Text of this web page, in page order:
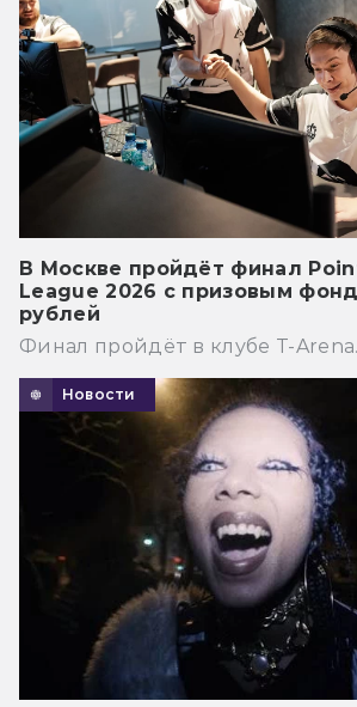
В Москве пройдёт финал
League 2026 с призовым
рублей
Финал пройдёт в клубе T-Arena.
Новости